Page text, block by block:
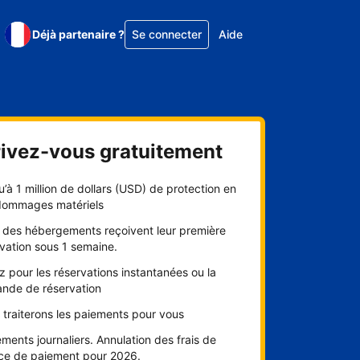
Déjà partenaire ? Se connecter Aide
vous gratuitement
1 million de dollars (USD) de protection en
matériels
des hébergements reçoivent leur première
sous 1 semaine.
pour les réservations instantanées ou la
de réservation
traiterons les paiements pour vous
journaliers. Annulation des frais de
de paiement pour 2026.